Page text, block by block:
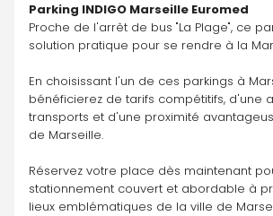
Parking INDIGO Marseille Euromed
Proche de l'arrêt de bus "La Plage", ce
solution pratique pour se rendre à la
En choisissant l'un de ces parkings à
bénéficierez de tarifs compétitifs, d'une
transports et d'une proximité
de Marseille.
Réservez votre place dès maintenant
stationnement couvert et abordable à
lieux emblématiques de la ville de